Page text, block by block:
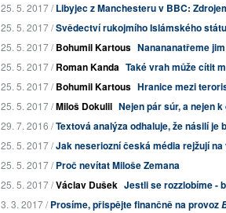
25. 5. 2017 /Libyjec z Manchesteru v BBC:
25. 5. 2017 /Svědectví rukojmího Islámského
25. 5. 2017 /Bohumil Kartous Nanananatřeme
25. 5. 2017 /Roman Kanda Také vrah může cítit
25. 5. 2017 /Bohumil Kartous Hranice mezi
25. 5. 2017 /Miloš Dokulil Nejen pár súr, a nejen
29. 7. 2016 /Textová analýza odhaluje, že násilí je
25. 5. 2017 /Jak neseriozní česká média rejžují
25. 5. 2017 /Proč nevítat Miloše Zemana
25. 5. 2017 /Václav Dušek Jestli se rozzlobíme -
3. 3. 2017 /Prosíme, přispějte finančně na provoz